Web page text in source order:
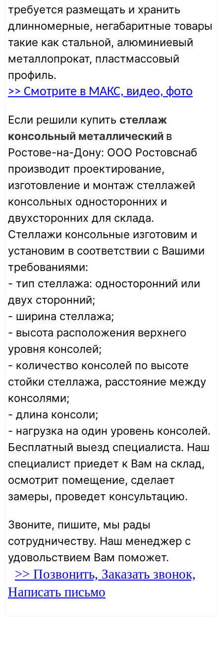
требуется размещать и хранить
длинномерные, негабаритные товары
такие как стальной, алюминиевый
металлопрокат, пластмассовый
профиль.
>> Смотрите в МАКС, видео, фото
Если решили купить стеллаж
консольный металлический в
Ростове-на-Дону: ООО Ростовснаб
производит проектирование,
изготовление и монтаж стеллажей
консольных односторонних и
двухсторонних для склада.
Стеллажи консольные изготовим и
установим в соответствии с Вашими
требованиями:
- тип стеллажа: односторонний или
двух сторонний;
- ширина стеллажа;
- высота расположения верхнего
уровня консолей;
- количество консолей по высоте
стойки стеллажа, расстояние между
консолями;
- длина консоли;
- нагрузка на один уровень консолей.
Бесплатный выезд специалиста. Наш
специалист приедет к Вам на склад,
осмотрит помещение, сделает
замеры, проведет консультацию.
Звоните, пишите, мы рады
сотрудничеству. Наш менеджер с
удовольствием Вам поможет.
>> Позвонить, Заказать звонок,
Написать письмо